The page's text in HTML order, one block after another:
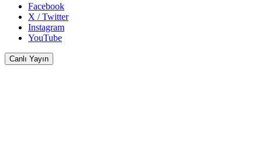
Facebook
X / Twitter
Instagram
YouTube
Canlı Yayın